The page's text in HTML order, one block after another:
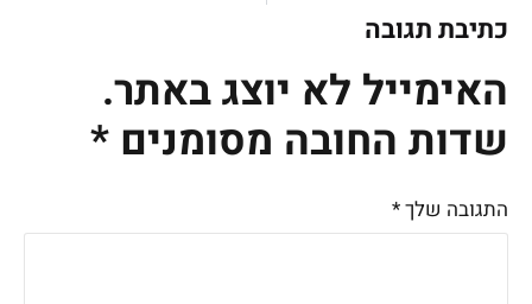
כתיבת תגובה
האימייל לא יוצג באתר.
שדות החובה מסומנים *
התגובה שלך*